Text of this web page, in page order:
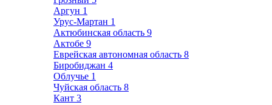
Аргун 1
Урус-Мартан 1
Актюбинская область 9
Актобе 9
Еврейская автономная область 8
Биробиджан 4
Облучье 1
Чуйская область 8
Кант 3